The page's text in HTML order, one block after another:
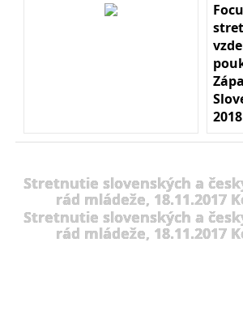
2018
Stretnutie slovenských a
rád mládeže, 18.11.2017
Stretnutie slovenských a
rád mládeže, 18.11.2017